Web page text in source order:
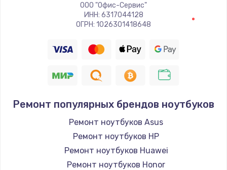
ООО "Офис-Сервис"
ИНН: 6317044128
ОГРН: 1026301418648
Ремонт популярных брендов ноутбуков
Ремонт ноутбуков Asus
Ремонт ноутбуков HP
Ремонт ноутбуков Huawei
Ремонт ноутбуков Honor